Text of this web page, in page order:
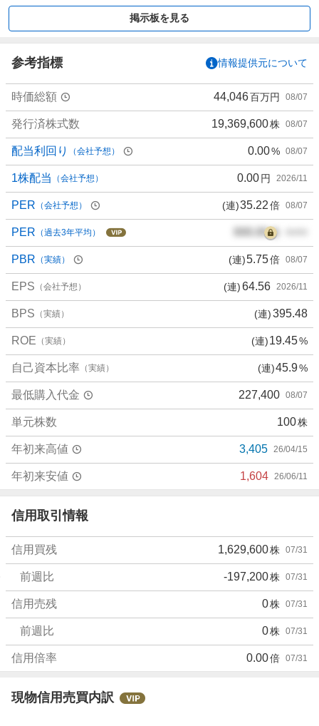
た
い
5
%
、
買
い
た
い
%
、
様
子
見
0
、
売
り
た
い
0
%
、
強
く
売
り
た
い
0
%
掲示板を見る
参考指標 情報提供元について
時価総額 44,046百万円 08/07
発行済株式数 19,369,600株 08/07
配当利回り （会社予想） 0.00% 08/07
1株配当 （会社予想） 0.00円 2026/11
PER （会社予想） (連)35.22倍 08/07
PER （過去3年平均） 000.00倍
PBR （実績） (連)5.75倍 08/07
EPS （会社予想） (連)64.56 2026/11
BPS （実績） (連)395.48
ROE （実績） (連)19.45%
自己資本比率 （実績） (連)45.9%
最低購入代金 227,400 08/07
単元株数 100株
年初来高値 3,405 26/04/15
年初来安値 1,604 26/06/11
信用取引情報
信用買残 1,629,600株 07/31
前週比 -197,200株 07/31
信用売残 0株 07/31
前週比 0株 07/31
信用倍率 0.00倍 07/31
現物信用売買内訳